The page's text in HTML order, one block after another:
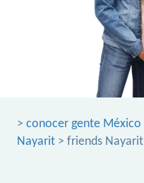
> conocer gente México
Nayarit > friends Nayarit